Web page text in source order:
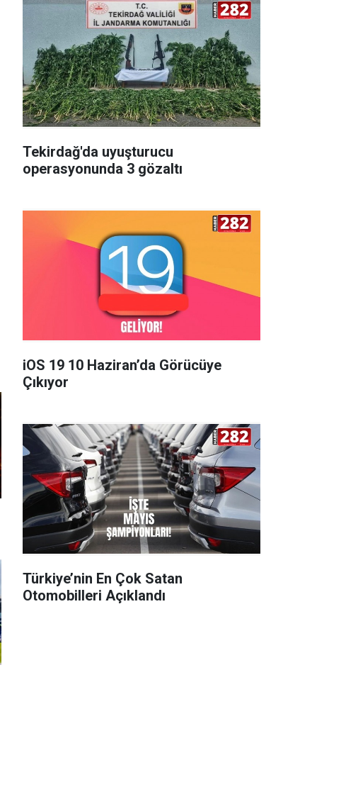
Tekirdağ'da uyuşturucu
operasyonunda 3 gözaltı
iOS 19 10 Haziran’da Görücüye
Çıkıyor
Türkiye’nin En Çok Satan
Otomobilleri Açıklandı